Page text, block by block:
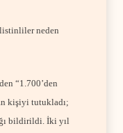
neden
“1.700’den
kişiyi tutukladı;
bildirildi. İki yıl